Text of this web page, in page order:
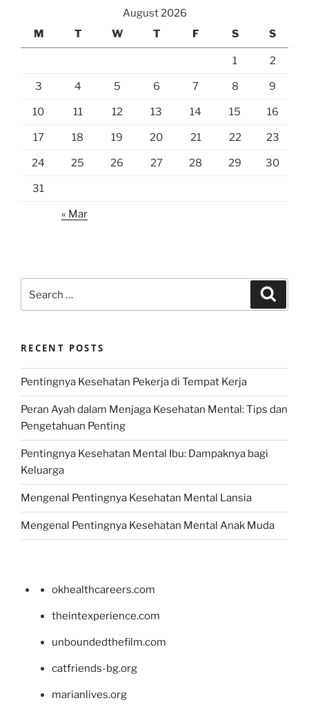
August 2026
M
T W T F S S
1 2
3 4 5 6 7 8 9
10 11 12 13 14 15 16
17 18 19 20 21 22 23
24 25 26 27 28 29 30
31
« Mar
for:
RECENT POSTS
Pentingnya Kesehatan Pekerja di Tempat Kerja
Peran Ayah dalam Menjaga Kesehatan Mental: Tips dan
Pengetahuan Penting
Pentingnya Kesehatan Mental Ibu: Dampaknya bagi
Keluarga
Mengenal Pentingnya Kesehatan Mental Lansia
Mengenal Pentingnya Kesehatan Mental Anak Muda
okhealthcareers.com
theintexperience.com
unboundedthefilm.com
catfriends-bg.org
marianlives.org